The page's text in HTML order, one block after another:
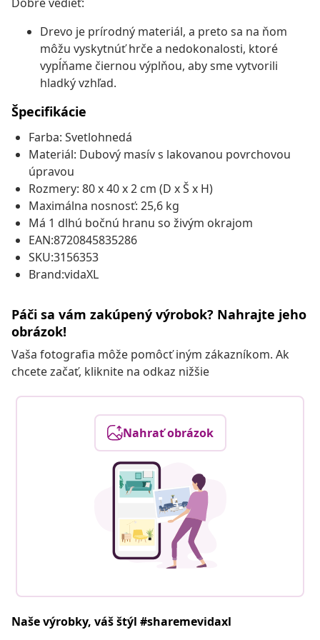
Drevo je prírodný materiál, a preto sa na ňom
môžu vyskytnúť hrče a nedokonalosti, ktoré
vypĺňame čiernou výplňou, aby sme vytvorili
hladký vzhľad.
Špecifikácie
Farba: Svetlohnedá
Materiál: Dubový masív s lakovanou povrchovou
úpravou
Rozmery: 80 x 40 x 2 cm (D x Š x H)
Maximálna nosnosť: 25,6 kg
Má 1 dlhú bočnú hranu so živým okrajom
EAN:8720845835286
SKU:3156353
Brand:vidaXL
Páči sa vám zakúpený výrobok? Nahrajte jeho
obrázok!
Vaša fotografia môže pomôcť iným zákazníkom. Ak
chcete začať, kliknite na odkaz nižšie
Nahrať obrázok
Naše výrobky, váš štýl #sharemevidaxl